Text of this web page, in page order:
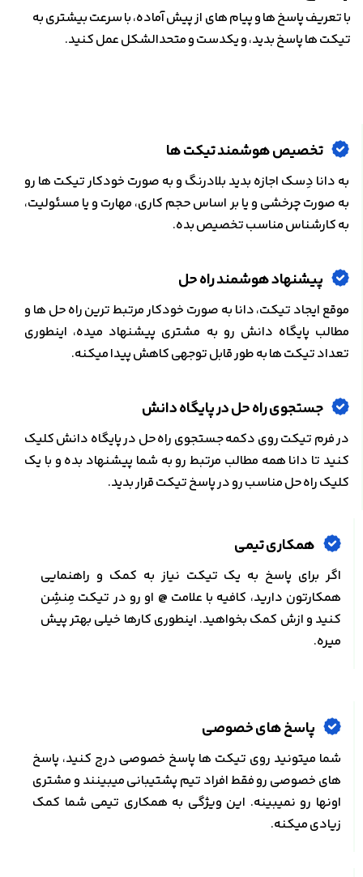
با تعریف پاسخ ها و پیام های از پیش آماده، با سرعت بیشتری به
تیکت ها پاسخ بدید، و یکدست و متحدالشکل عمل کنید.
تخصیص هوشمند تیکت ها
به دانا دِسک اجازه بدید بلادرنگ و به صورت خودکار تیکت ها رو
به صورت چرخشی و یا بر اساس حجم کاری، مهارت و یا مسئولیت،
به کارشناس مناسب تخصیص بده.
پیشنهاد هوشمند راه حل
موقع ایجاد تیکت، دانا به صورت خودکار مرتبط ترین راه حل ها و
مطالب پایگاه دانش رو به مشتری پیشنهاد میده، اینطوری
تعداد تیکت ها به طور قابل توجهی کاهش پیدا میکنه.
جستجوی راه حل در پایگاه دانش​
در فرم تیکت روی دکمه جستجوی راه حل در پایگاه دانش کلیک
کنید تا دانا همه مطالب مرتبط رو به شما پیشنهاد بده و با یک
کلیک راه حل مناسب رو در پاسخ تیکت قرار بدید.
همکاری تیمی
اگر برای پاسخ به یک تیکت نیاز به کمک و راهنمایی
همکارتون دارید، کافیه با علامت @ او رو در تیکت مِنشِن
کنید و ازش کمک بخواهید. اینطوری کارها خیلی بهتر پیش
میره.
پاسخ های خصوصی
شما میتونید روی تیکت ها پاسخ خصوصی درج کنید، پاسخ
های خصوصی رو فقط افراد تیم پشتیبانی میبینند و مشتری
اونها رو نمیبینه. این ویژگی به همکاری تیمی شما کمک
زیادی میکنه.